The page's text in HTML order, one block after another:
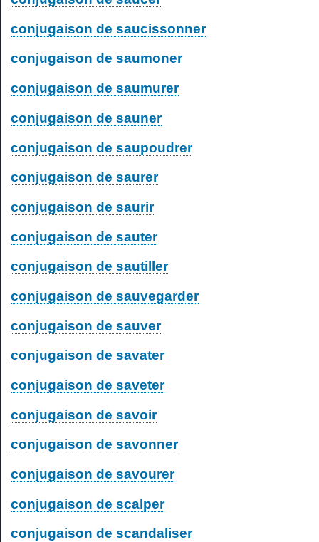
conjugaison de saucissonner
conjugaison de saumoner
conjugaison de saumurer
conjugaison de sauner
conjugaison de saupoudrer
conjugaison de saurer
conjugaison de saurir
conjugaison de sauter
conjugaison de sautiller
conjugaison de sauvegarder
conjugaison de sauver
conjugaison de savater
conjugaison de saveter
conjugaison de savoir
conjugaison de savonner
conjugaison de savourer
conjugaison de scalper
conjugaison de scandaliser